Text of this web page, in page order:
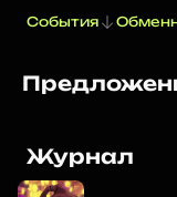
События
Журнал